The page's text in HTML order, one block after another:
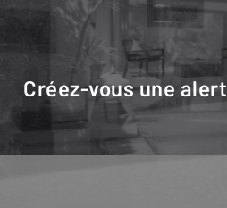
Créez-vous une alerte mail pour être averti quand une annonce est en ligne et consultez la